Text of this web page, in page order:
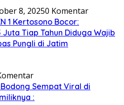
8, 20250 Komentar
1 Kertosono Bocor:
Juta Tiap Tahun Diduga Wajib
Pungli di Jatim
Sempat Viral di
: